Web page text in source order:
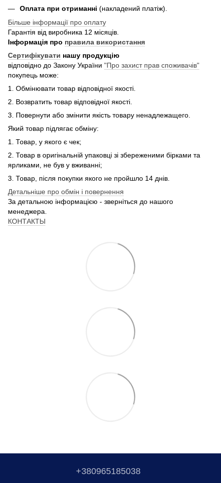
Оплата при отриманні (накладений платіж).
Більше інформації про оплату
Гарантія від виробника 12 місяців.
Інформація про правила використання
Сертифікувати нашу продукцію
відповідно до Закону України "Про захист прав споживачів"
покупець може:
1. Обмінювати товар відповідної якості.
2. Возвратить товар відповідної якості.
3. Повернути або змінити якість товару ненадлежащего.
Який товар підлягає обміну:
1. Товар, у якого є чек;
2. Товар в оригінальній упаковці зі збереженими бірками та
ярликами, не був у вживанні;
3. Товар, після покупки якого не пройшло 14 днів.
Детальніше про обмін і повернення
За детальною інформацією - зверніться до нашого
менеджера.
КОНТАКТЫ
+380965185038